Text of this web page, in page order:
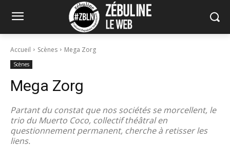
Accueil Scènes Mega Zorg
Scènes
Mega Zorg
Partant du constat que nos sociétés se morcellent, le
trio du Muerto Coco, collectif théâtral en
questionnement permanent, cherche à retisser les
liens.